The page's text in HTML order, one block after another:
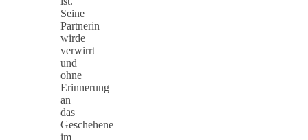
Seine
Partnerin
wirde
verwirrt
und
ohne
Erinnerung
an
das
Geschehene
im